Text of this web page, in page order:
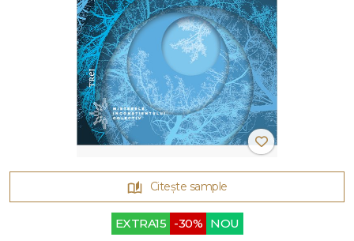
Citește sample
EXTRA15 -30% NOU